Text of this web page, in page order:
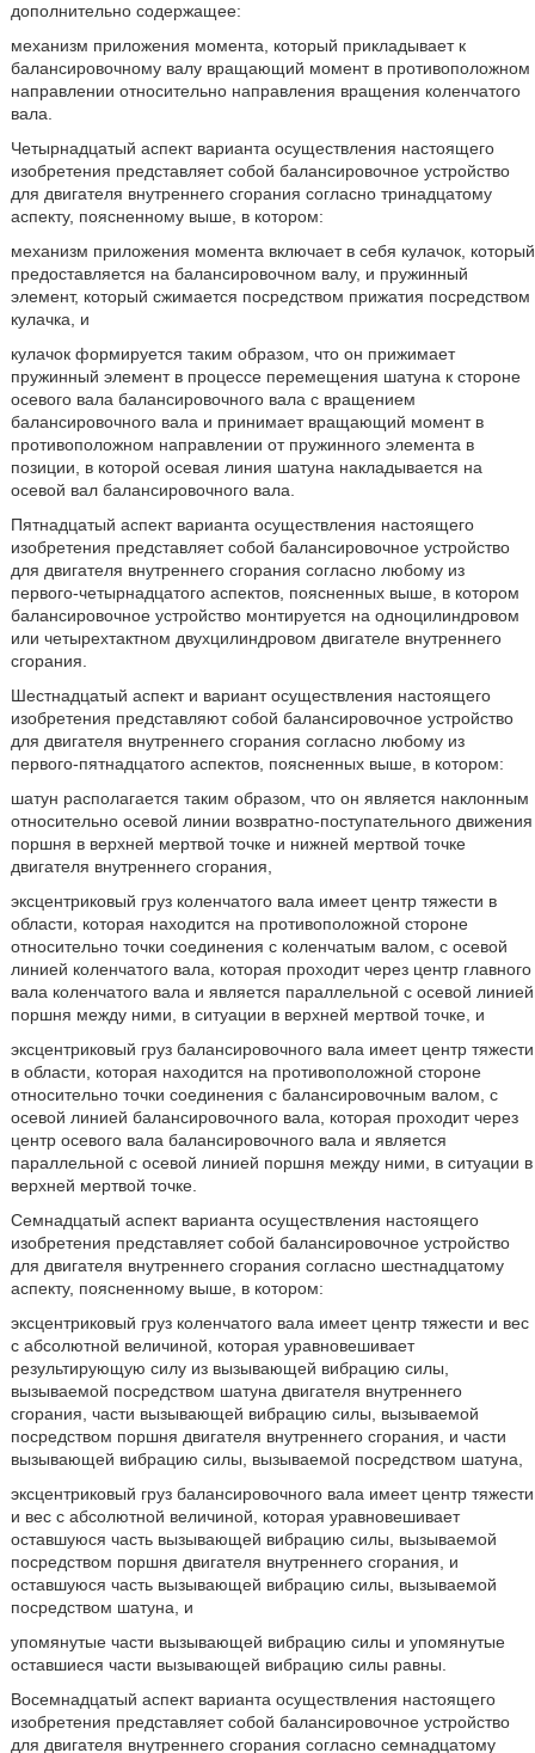
дополнительно содержащее:
механизм приложения момента, который прикладывает к
балансировочному валу вращающий момент в противоположном
направлении относительно направления вращения коленчатого
вала.
Четырнадцатый аспект варианта осуществления настоящего
изобретения представляет собой балансировочное устройство
для двигателя внутреннего сгорания согласно тринадцатому
аспекту, поясненному выше, в котором:
механизм приложения момента включает в себя кулачок, который
предоставляется на балансировочном валу, и пружинный
элемент, который сжимается посредством прижатия посредством
кулачка, и
кулачок формируется таким образом, что он прижимает
пружинный элемент в процессе перемещения шатуна к стороне
осевого вала балансировочного вала с вращением
балансировочного вала и принимает вращающий момент в
противоположном направлении от пружинного элемента в
позиции, в которой осевая линия шатуна накладывается на
осевой вал балансировочного вала.
Пятнадцатый аспект варианта осуществления настоящего
изобретения представляет собой балансировочное устройство
для двигателя внутреннего сгорания согласно любому из
первого-четырнадцатого аспектов, поясненных выше, в котором
балансировочное устройство монтируется на одноцилиндровом
или четырехтактном двухцилиндровом двигателе внутреннего
сгорания.
Шестнадцатый аспект и вариант осуществления настоящего
изобретения представляют собой балансировочное устройство
для двигателя внутреннего сгорания согласно любому из
первого-пятнадцатого аспектов, поясненных выше, в котором:
шатун располагается таким образом, что он является наклонным
относительно осевой линии возвратно-поступательного движения
поршня в верхней мертвой точке и нижней мертвой точке
двигателя внутреннего сгорания,
эксцентриковый груз коленчатого вала имеет центр тяжести в
области, которая находится на противоположной стороне
относительно точки соединения с коленчатым валом, с осевой
линией коленчатого вала, которая проходит через центр главного
вала коленчатого вала и является параллельной с осевой линией
поршня между ними, в ситуации в верхней мертвой точке, и
эксцентриковый груз балансировочного вала имеет центр тяжести
в области, которая находится на противоположной стороне
относительно точки соединения с балансировочным валом, с
осевой линией балансировочного вала, которая проходит через
центр осевого вала балансировочного вала и является
параллельной с осевой линией поршня между ними, в ситуации в
верхней мертвой точке.
Семнадцатый аспект варианта осуществления настоящего
изобретения представляет собой балансировочное устройство
для двигателя внутреннего сгорания согласно шестнадцатому
аспекту, поясненному выше, в котором:
эксцентриковый груз коленчатого вала имеет центр тяжести и вес
с абсолютной величиной, которая уравновешивает
результирующую силу из вызывающей вибрацию силы,
вызываемой посредством шатуна двигателя внутреннего
сгорания, части вызывающей вибрацию силы, вызываемой
посредством поршня двигателя внутреннего сгорания, и части
вызывающей вибрацию силы, вызываемой посредством шатуна,
эксцентриковый груз балансировочного вала имеет центр тяжести
и вес с абсолютной величиной, которая уравновешивает
оставшуюся часть вызывающей вибрацию силы, вызываемой
посредством поршня двигателя внутреннего сгорания, и
оставшуюся часть вызывающей вибрацию силы, вызываемой
посредством шатуна, и
упомянутые части вызывающей вибрацию силы и упомянутые
оставшиеся части вызывающей вибрацию силы равны.
Восемнадцатый аспект варианта осуществления настоящего
изобретения представляет собой балансировочное устройство
для двигателя внутреннего сгорания согласно семнадцатому